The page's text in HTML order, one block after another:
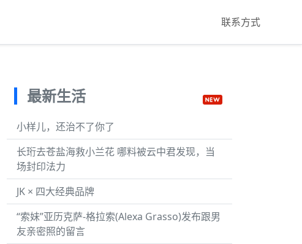
联系方式
最新生活
小样儿，还治不了你了
长珩去苍盐海救小兰花 哪料被云中君发现，当
场封印法力
JK × 四大经典品牌
“索妹”亚历克萨-格拉索(Alexa Grasso)发布跟男
友亲密照的留言